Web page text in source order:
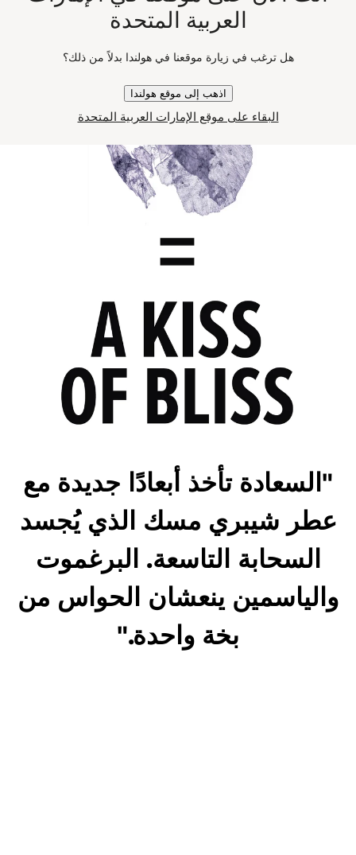
"السعادة تأخذ أبعادًا جديدة مع
عطر شيبري مسك الذي يُجسد
السحابة التاسعة. البرغموت
والياسمين ينعشان الحواس من
بخة واحدة."
العربية المتحدة
هل ترغب في زيارة موقعنا في هولندا بدلاً من ذلك؟
اذهب إلى موقع هولندا
البقاء على موقع الإمارات العربية المتحدة